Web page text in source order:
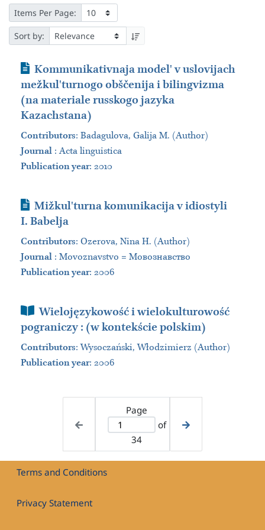
Items Per Page:
Sort by:
Journal Article
Kommunikativnaja modelʹ v uslovijach
mežkulʹturnogo obščenija i bilingvizma
(na materiale russkogo jazyka
Kazachstana)
Contributors: Badagulova, Galija M. (Author)
Journal :Acta linguistica
Publication year: 2010
Journal Article
Mižkulʹturna komunikacija v idiostyli
I. Babelja
Contributors: Ozerova, Nina H. (Author)
Journal : Movoznavstvo = Мовознавство
Publication year: 2006
Book Section
Wielojęzykowość i wielokulturowość
pograniczy : (w kontekście polskim)
Contributors:Wysoczański, Włodzimierz (Author)
Publication year: 2006
Page
of
34
Terms and Conditions
Privacy Statement